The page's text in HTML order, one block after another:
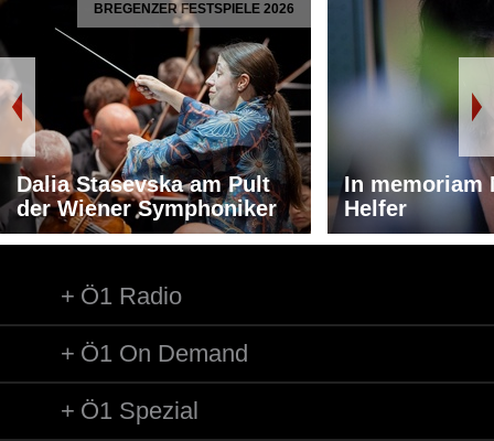
BREGENZER FESTSPIELE 2026
Dalia Stasevska am Pult
der Wiener Symphoniker
In memoriam
Helfer
Ö1 Radio
Ö1 On Demand
Ö1 Spezial